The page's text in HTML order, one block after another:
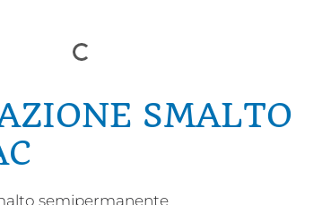
SMALTO
semipermanente